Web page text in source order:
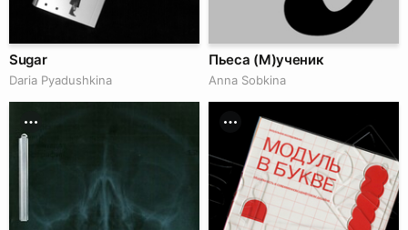
Sugar
Daria Pyadushkina
Пьеса (М)ученик
Anna Sobkina